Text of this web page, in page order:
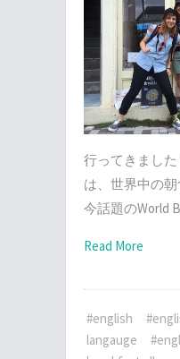
行ってきまし
は、世界中の
今話題のWorld
Read More
#english
langauge